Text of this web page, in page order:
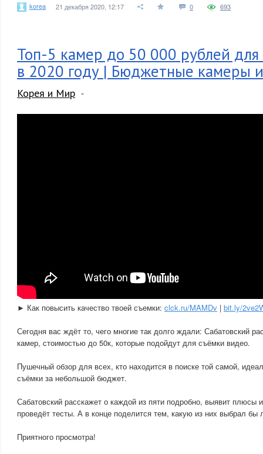
korea 21 декабря 2020, 12:17 0 693
Топ-5 камер до 50 000 рублей
в 2020 году | Бюджетные камеры
Корея и Мир
► Как повысить качество твоей съемки: clck.ru/MAMDv | bit.ly/
Сегодня вас ждёт то, чего многие так долго ждали: Сабатовский
камер, стоимостью до 50к, которые подойдут для съёмки видео.
Пушечный обзор для всех, кто находится в поиске той самой,
съёмки за небольшой бюджет.
Сабатовский расскажет о каждой из пяти подробно, выявит плюсы
проведёт тесты. А в конце поделится тем, какую из них выбрал бы
Приятного просмотра!